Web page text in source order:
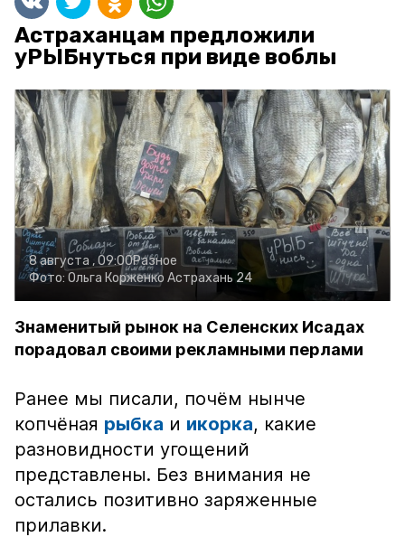
Астраханцам предложили
уРЫБнуться при виде воблы
8 августа , 09:00Разное
Фото: Ольга Корженко Астрахань 24
Знаменитый рынок на Селенских Исадах
порадовал своими рекламными перлами
Ранее мы писали, почём нынче
копчёная рыбка и икорка, какие
разновидности угощений
представлены. Без внимания не
остались позитивно заряженные
прилавки.